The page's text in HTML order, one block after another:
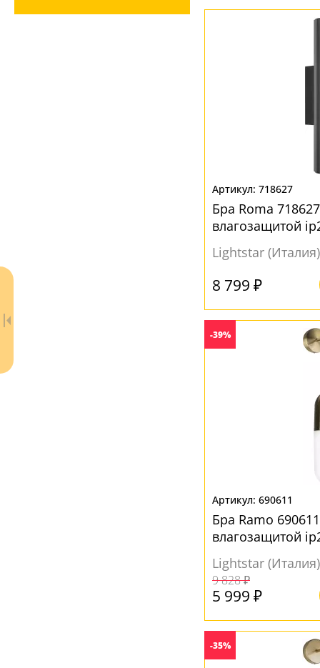
- бесплатно по России
- бесплатная доставка
718627
Бра Roma
влагозащитой
Lightstar (Италия)
8 799 ₽
-39%
690611
Бра Ramo
влагозащитой
Lightstar (Италия)
9 828 ₽
5 999 ₽
-35%